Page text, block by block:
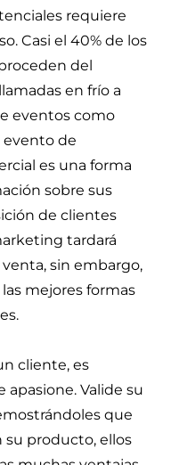
requiere
Casi el 40% de los
del
en frío a
eventos como
evento de
es una forma
sobre sus
de clientes
tardará
sin embargo,
mejores formas
cliente, es
Valide su
que
su producto, ellos